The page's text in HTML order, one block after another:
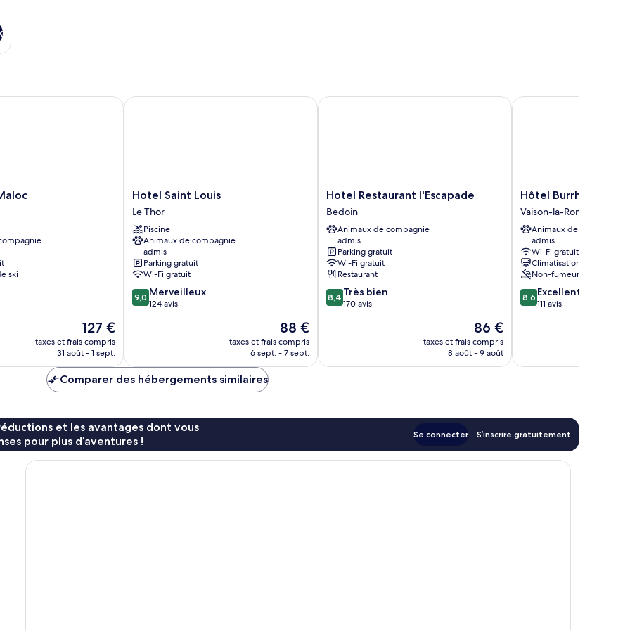
ski
Le
nouveau
prix
de
127 €
127 €
taxes et frais compris
31 août - 1 sept.
Hotel
Saint
Louis
Le
Thor
Hotel Saint Louis
Le Thor
Piscine
Animaux de compagnie
admis
Parking gratuit
Wi-Fi gratuit
9.0
sur
9,0 Merveilleux
124 avis
Le
nouveau
prix
88 €
taxes et frais compris
6 sept. - 7 sept.
Hotel Saint Louis
Hotel
Restaurant
l'Escapade
Bedoin
Hotel Restaurant l'Escapade
Bedoin
Animaux de compagnie
admis
Parking gratuit
Wi-Fi gratuit
Restaurant
8.4
sur
8,4 Très bien
170 avis
Le
nouveau
prix
86 €
taxes et frais compris
8 août - 9 août
Hotel Restaurant l'Escapade
Hôtel
Burrhus
Vaison-
la-
Romaine
Hôtel Burrhus
Vaison-la-Romaine
Animaux de compagnie
admis
Wi-Fi gratuit
Climatisation
Non-fumeurs
8.6
sur
8,6 Excellent
111 avis
Hôtel Burrhus
Comparer des hébergements similaires
et les avantages dont vous
pour plus d’aventures !
Se connecter S’inscrire gratuitement